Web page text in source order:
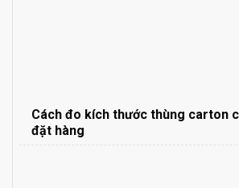
Cách đo kích thước thùng carton
đặt hàng